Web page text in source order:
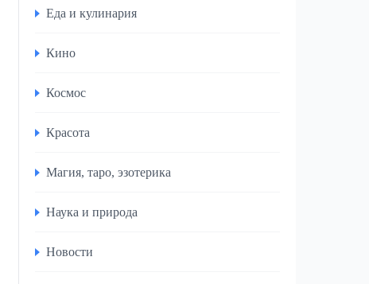
Еда и кулинария
Кино
Космос
Красота
Магия, таро, эзотерика
Наука и природа
Новости